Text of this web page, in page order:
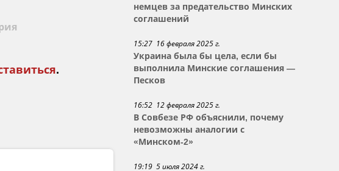
.
немцев за предательство Минских
соглашений
15:27 16 февраля 2025 г.
Украина была бы цела, если бы
выполнила Минские соглашения —
Песков
16:52 12 февраля 2025 г.
В Совбезе РФ объяснили, почему
невозможны аналогии с
«Минском-2»
19:19 5 июля 2024 г.